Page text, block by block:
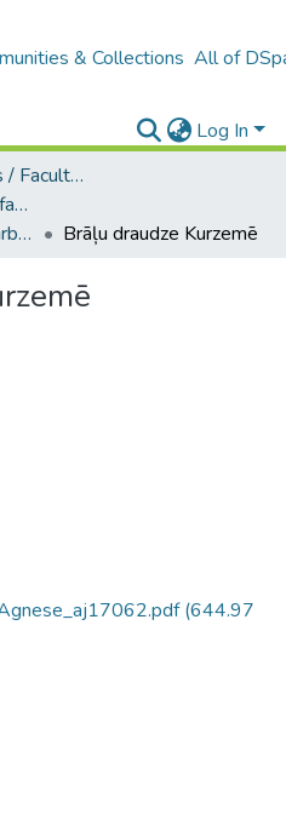
& Collections All of
Log In
B4 – LU fakultātes / Faculties of the UL
A -- Humanitāro zinātņu fakultāte / Faculty of Humanities
Bakalaura un maģistra darbi (HZF) / Bachelor's and Master's theses
Brāļu draudze Kurzemē
(644.97